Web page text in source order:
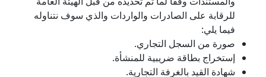
للرقابة على الصادرات والواردات والذي سوف نتناوله
فيما يلي:
صورة من السجل التجاري.
إستخراج بطاقة ضريبية للمنشأة.
شهادة القيد بالغرفة التجارية.